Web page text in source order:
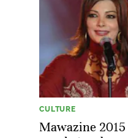
CULTURE
Mawazine 2015